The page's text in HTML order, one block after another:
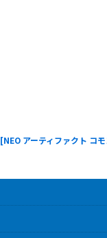
[NEO アーティファクト コ